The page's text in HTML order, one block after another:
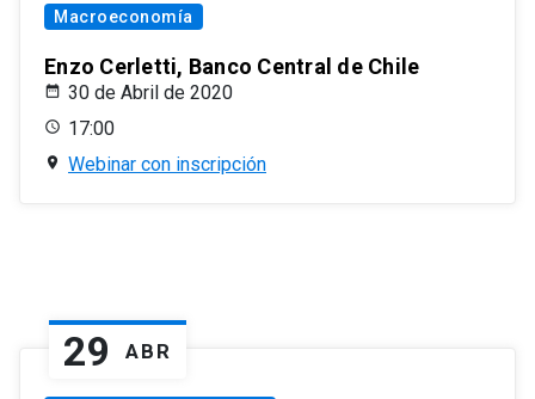
Macroeconomía
Enzo Cerletti, Banco Central de Chile
30 de Abril de 2020
17:00
Webinar con inscripción
29 ABR